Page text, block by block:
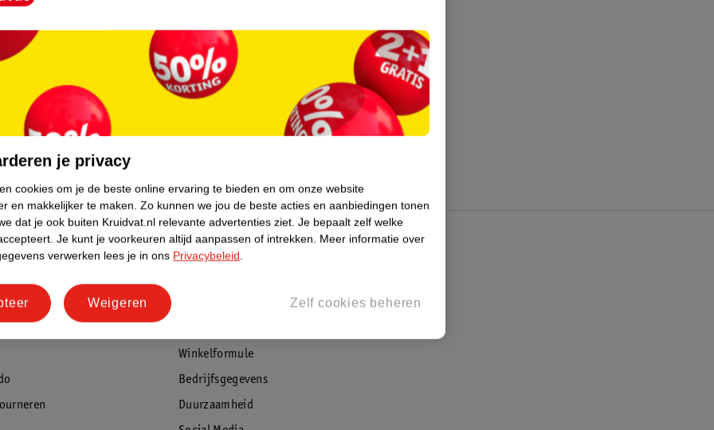
Spray:
bewegen
Spray?
15 centimeter van je oksel en spray
met de ogen en beschadigde huid.
is van oneindig recyclebaar
maar vaak is het juist heel vervelend.
bescherming biedt. Rexona-
als jij. Rexona houdt zich namelijk al jaren
fris blijft.
Over Kruidvat
Verkopen via Kruidvat
Winkelformule
Bedrijfsgegevens
Duurzaamheid
je privacy
cookies om je de beste online ervaring te bieden en om onze website
en makkelijker te maken. Zo kunnen we jou de beste acties en aanbiedingen tonen
dat je ook buiten Kruidvat.nl relevante advertenties ziet. Je bepaalt zelf welke
Je kunt je voorkeuren altijd aanpassen of intrekken. Meer informatie over
verwerken lees je in ons Privacybeleid.
Zelf cookies beheren
Weigeren